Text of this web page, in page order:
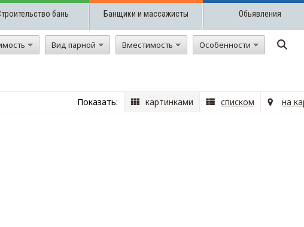
бань Банщики и массажисты Обьявления
Вид парной Вместимость Особенности
Показать: картинками списком на